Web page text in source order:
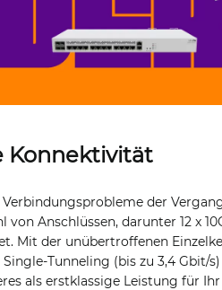
Konnektivität
der
Anschlüssen, darunter 12 x
Mit der unübertroffenen
Tunneling (bis zu 3,4 Gbit/
als erstklassige Leistung für